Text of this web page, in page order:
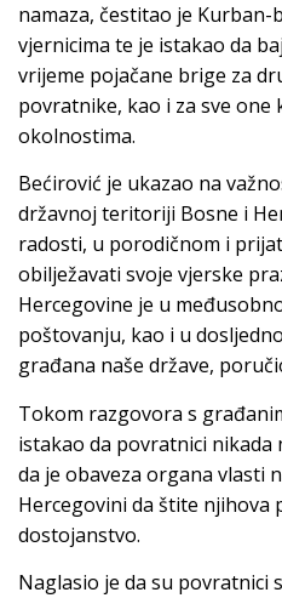
namaza, čestitao je
vjernicima te je istakao da
vrijeme pojačane brige za
povratnike, kao i za sve one
okolnostima.
Bećirović je ukazao na
državnoj teritoriji Bosne i
radosti, u porodičnom i
obilježavati svoje vjerske
Hercegovine je u
poštovanju, kao i u
građana naše države,
Tokom razgovora s
istakao da povratnici
da je obaveza organa vlasti
Hercegovini da štite njihova
dostojanstvo.
Naglasio je da su povratnici